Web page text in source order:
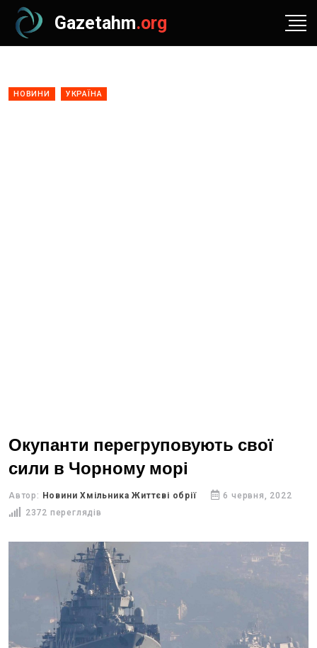
Gazetahm.org
НОВИНИ УКРАЇНА
Окупанти перегруповують свої
сили в Чорному морі
Автор: Новини Хмільника Життєві обрії
6 червня, 2022
2372 переглядів